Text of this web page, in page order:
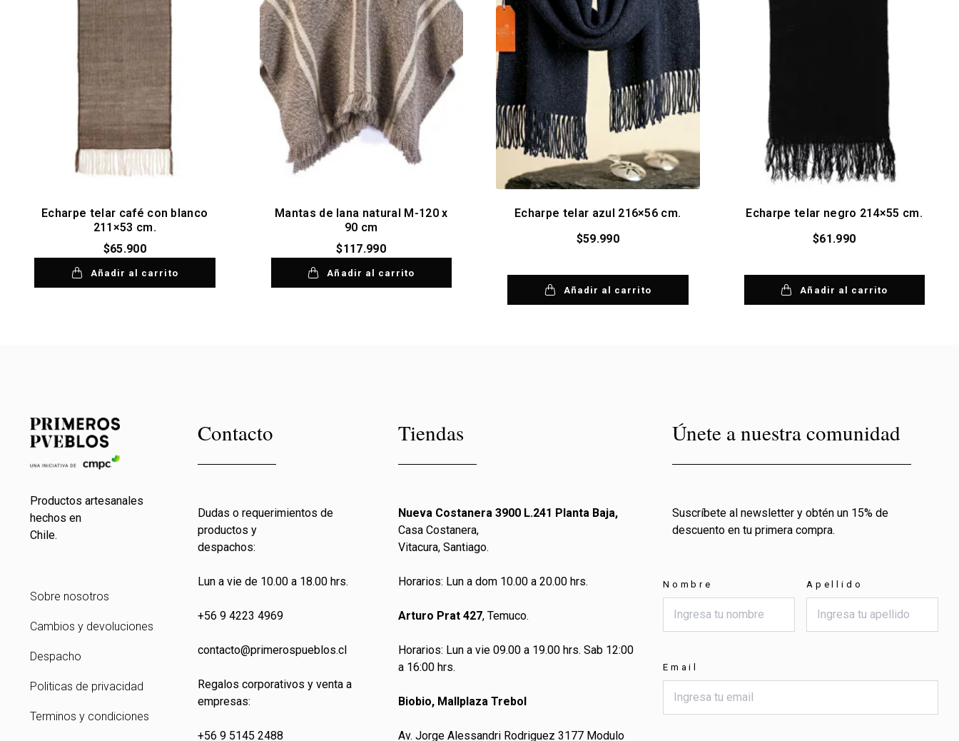
Echarpe telar café con blanco
211×53 cm.
$65.900
Añadir al carrito
Mantas de lana natural M-120 x
90 cm
$117.990
Añadir al carrito
Echarpe telar azul 216×56 cm.
$59.990
Añadir al carrito
Echarpe telar negro 214×55 cm.
$61.990
Añadir al carrito
Productos artesanales
hechos en
Chile.
Sobre nosotros
Cambios y devoluciones
Despacho
Politicas de privacidad
Terminos y condiciones
Contacto
Dudas o requerimientos de
productos y
despachos:
Lun a vie de 10.00 a 18.00 hrs.
+56 9 4223 4969
contacto@primerospueblos.cl
Regalos corporativos y venta a
empresas:
+56 9 5145 2488
Tiendas
Nueva Costanera 3900 L.241 Planta Baja,
Casa Costanera,
Vitacura, Santiago.
Horarios: Lun a dom 10.00 a 20.00 hrs.
Arturo Prat 427, Temuco.
Horarios: Lun a vie 09.00 a 19.00 hrs. Sab 12:00
a 16:00 hrs.
Biobio, Mallplaza Trebol
Av. Jorge Alessandri Rodriguez 3177 Modulo
Únete a nuestra comunidad
Suscríbete al newsletter y obtén un 15% de
descuento en tu primera compra.
Nombre Apellido
Email